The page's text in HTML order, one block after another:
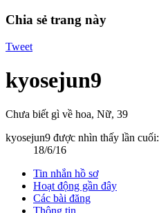
Chia sẻ trang này
Tweet
kyosejun9
Chưa biết gì về hoa, Nữ, 39
kyosejun9 được nhìn thấy lần cuối:
18/6/16
Tin nhắn hồ sơ
Hoạt động gần đây
Các bài đăng
Thông tin